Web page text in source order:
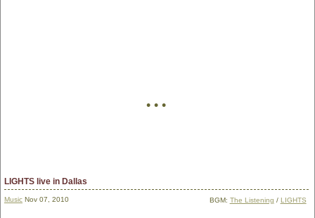
• • •
LIGHTS live in Dallas
Music Nov 07, 2010 BGM: The Listening / LIGHTS